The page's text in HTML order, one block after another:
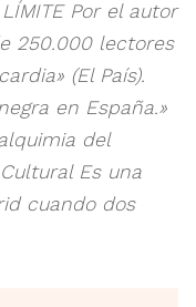
LÍMITE Por el autor
250.000 lectores
(El País).
en España.»
del
Es una
cuando dos